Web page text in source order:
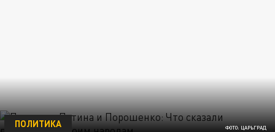
ФОТО: ЦАРЬГРАД
ПОЛИТИКА